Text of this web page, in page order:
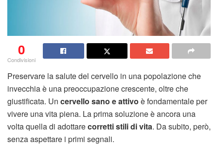
0
Condivisioni
Preservare la salute del cervello in una popolazione che
invecchia è una preoccupazione crescente, oltre che
giustificata. Un cervello sano e attivo è fondamentale per
vivere una vita piena. La prima soluzione è ancora una
volta quella di adottarecorretti stili di vita. Da subito, però,
senza aspettare i primi segnali.